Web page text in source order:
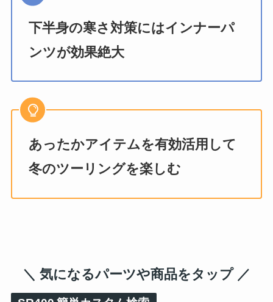
下半身の寒さ対策にはインナーパ
ンツが効果絶大
あったかアイテムを有効活用して
冬のツーリングを楽しむ
＼ 気になるパーツや商品をタップ ／